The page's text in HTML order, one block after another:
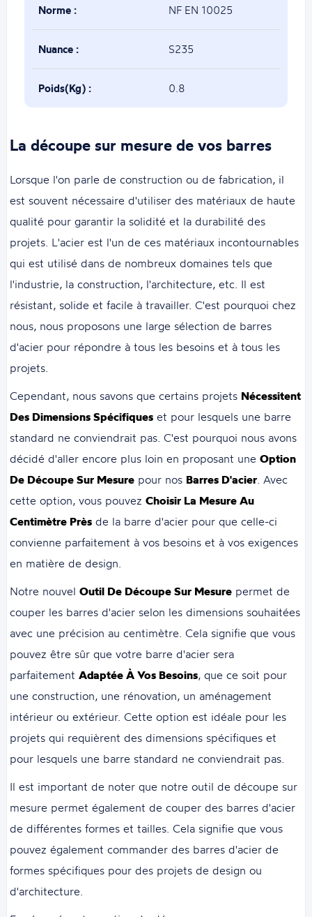
Norme : NF EN 10025
Nuance : S235
Poids(Kg) : 0.8
La découpe sur mesure de vos barres
Lorsque l'on parle de construction ou de fabrication, il
est souvent nécessaire d'utiliser des matériaux de haute
qualité pour garantir la solidité et la durabilité des
projets. L'acier est l'un de ces matériaux incontournables
qui est utilisé dans de nombreux domaines tels que
l'industrie, la construction, l'architecture, etc. Il est
résistant, solide et facile à travailler. C'est pourquoi chez
nous, nous proposons une large sélection de barres
d'acier pour répondre à tous les besoins et à tous les
projets.
Cependant, nous savons que certains projets Nécessitent
Des Dimensions Spécifiques et pour lesquels une barre
standard ne conviendrait pas. C'est pourquoi nous avons
décidé d'aller encore plus loin en proposant uneOption
De Découpe Sur Mesure pour nos Barres D'acier. Avec
cette option, vous pouvezChoisir La Mesure Au
Centimètre Près de la barre d'acier pour que celle-ci
convienne parfaitement à vos besoins et à vos exigences
en matière de design.
Notre nouvelOutil De Découpe Sur Mesure permet de
couper les barres d'acier selon les dimensions souhaitées
avec une précision au centimètre. Cela signifie que vous
pouvez être sûr que votre barre d'acier sera
parfaitementAdaptée À Vos Besoins, que ce soit pour
une construction, une rénovation, un aménagement
intérieur ou extérieur. Cette option est idéale pour les
projets qui requièrent des dimensions spécifiques et
pour lesquels une barre standard ne conviendrait pas.
Il est important de noter que notre outil de découpe sur
mesure permet également de couper des barres d'acier
de différentes formes et tailles. Cela signifie que vous
pouvez également commander des barres d'acier de
formes spécifiques pour des projets de design ou
d'architecture.